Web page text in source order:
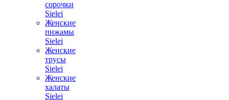
сорочки
Sielei
Женские
пижамы
Sielei
Женские
трусы
Sielei
Женские
халаты
Sielei